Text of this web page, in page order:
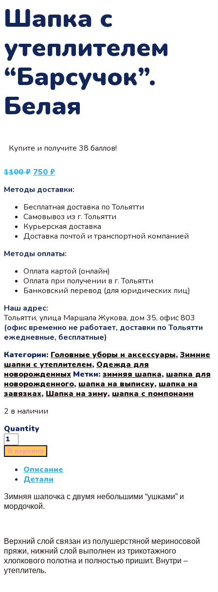
Шапка с
утеплителем
“Барсучок”.
Белая
Купите и получите 38 баллов!
1100₽ Первоначальная
составляла
750 ₽Текущая
750 ₽.
Методы доставки:
Бесплатная доставка по Тольятти
Самовывоз из г. Тольятти
Курьерская доставка
Доставка почтой и транспортной компанией
Методы оплаты:
Оплата картой (онлайн)
Оплата при получении в г. Тольятти
Банковский перевод (для юридических лиц)
Наш адрес:
Тольятти, улица Маршала Жукова, дом 35, офис 803
(офис временно не работает, доставки по Тольятти
ежедневные, бесплатные)
Категории: Головные уборы и аксессуары, Зимние
шапки с утеплителем, Одежда для
новорожденных Метки: зимняя шапка, шапка для
новорожденного, шапка на выписку, шапка на
завязках, Шапка на зиму, шапка с помпонами
2 в наличии
Quantity
В корзину
Описание
Детали
Зимняя шапочка с двумя небольшими “ушками” и
мордочкой.
Верхний слой связан из полушерстяной мериносовой
пряжи, нижний слой выполнен из трикотажного
хлопкового полотна и полностью пришит. Внутри –
утеплитель.